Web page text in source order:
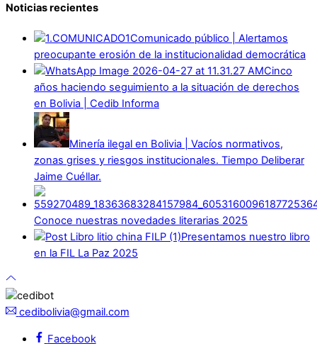
Noticias recientes
Comunicado público | Alertamos
preocupante erosión de la institucionalidad democrática
Cinco
años haciendo seguimiento a la situación de derechos
en Bolivia | Cedib Informa
Minería ilegal en Bolivia | Vacíos normativos,
zonas grises y riesgos institucionales. Tiempo Deliberar
Jaime Cuéllar.
Conoce nuestras novedades literarias 2025
Presentamos nuestro libro
en la FIL La Paz 2025
cedibolivia@gmail.com
Facebook